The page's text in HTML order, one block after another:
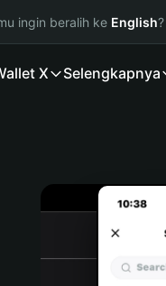
ingin beralih ke English?
X Selengkapnya